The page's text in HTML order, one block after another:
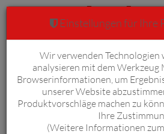
Anmelden
Einstellungen für Ihre
Wir verwenden Technologien
analysieren mit dem Werkzeug
Browserinformationen, um
unserer Website
Produktvorschläge machen zu
Ihre
(Weitere Informationen